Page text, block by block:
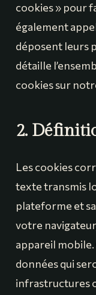
cookies » pour
également
déposent leurs
détaille
cookies sur
2.
Les cookies
texte transmis
plateforme et
votre
appareil
données qui
infrastructures